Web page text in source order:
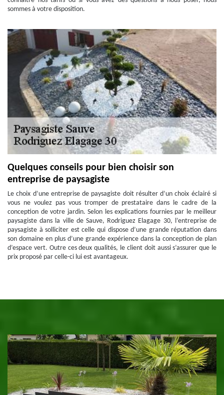
sommes à votre disposition.
Quelques conseils pour bien choisir son
entreprise de paysagiste
Le choix d’une entreprise de paysagiste doit résulter d’un choix éclairé si
vous ne voulez pas vous tromper de prestataire dans le cadre de la
conception de votre jardin. Selon les explications fournies par le meilleur
paysagiste dans la ville de Sauve, Rodriguez Elagage 30, l’entreprise de
paysagiste à solliciter est celle qui dispose d’une grande réputation dans
son domaine en plus d’une grande expérience dans la conception de plan
d’espace vert. Outre ces deux qualités, le client doit aussi s’assurer que le
prix proposé par celle-ci lui est avantageux.